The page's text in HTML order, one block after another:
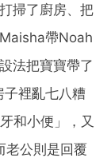
掃了廚房、把
帶Noah
法把寶寶帶了
裡亂七八糟
和小便」，又
老公則是回覆